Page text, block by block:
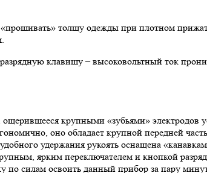
толщу одежды при плотном
клавишу – высоковольтный ток
ощерившееся крупными «зубьями»
оно обладает крупной передней
удержания рукоять оснащена
ярким переключателем и кнопкой
силам освоить данный прибор за пару